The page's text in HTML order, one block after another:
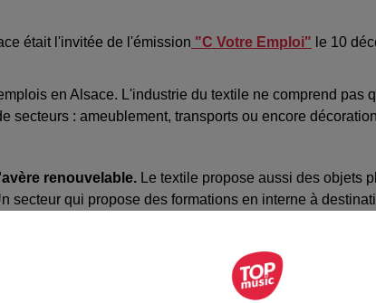
était l'invitée de l'émission "C Votre Emploi" le 10
en Alsace. L'industrie du textile ne comprend pas
secteurs : ameublement, transports ou encore
renouvelable. Le textile propose aussi des objets
secteur qui propose des formations en interne à
reste importante pour les employés du textile car une
formation à Mulhouse, le 18 janvier.